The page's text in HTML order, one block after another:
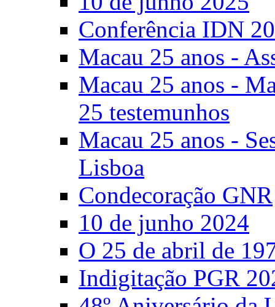
Conferência IDN
Macau 25 anos -
Macau 25 anos -
25 testemunhos
Macau 25 anos -
Lisboa
Condecoração GNR
10 de junho 2024
O 25 de abril de
Indigitação PGR